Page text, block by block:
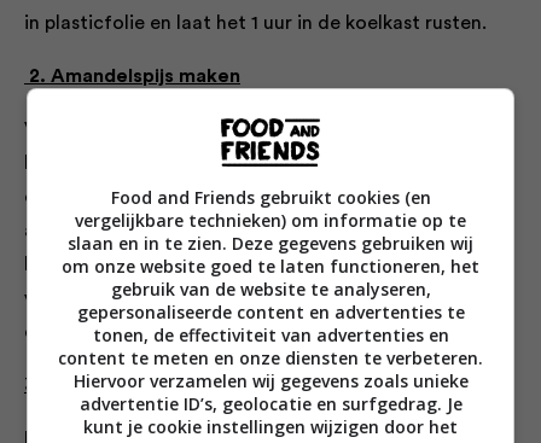
in plasticfolie en laat het 1 uur in de koelkast rusten.
2. Amandelspijs maken
Verwarm de oven voor tot 200 °C. Bekleed een
bakplaat met bakpapier. Klop het ei los, doe de helft in
een kom (bewaar de rest voor later) en verkruimel de
amandelspijs boven het ei. Mix met de handmixer op
lage snelheid tot een gladde massa. Vorm er met
vochtige handen tien gelijke balletjes van 3 cm
doorsnee van.
3. Koeken vormen en bakken
Rol het deeg uit op een licht met bloem bestoven
Food and Friends gebruikt cookies (en
vergelijkbare technieken) om informatie op te
slaan en in te zien. Deze gegevens gebruiken wij
om onze website goed te laten functioneren, het
gebruik van de website te analyseren,
gepersonaliseerde content en advertenties te
tonen, de effectiviteit van advertenties en
content te meten en onze diensten te verbeteren.
Hiervoor verzamelen wij gegevens zoals unieke
advertentie ID’s, geolocatie en surfgedrag. Je
kunt je cookie instellingen wijzigen door het